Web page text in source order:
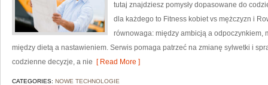
tutaj znajdziesz pomysły dopasowane do
dla każdego to Fitness kobiet vs mężczyzn i
równowaga: między ambicją a odpoczynkiem,
między dietą a nastawieniem. Serwis pomaga patrzeć na zmianę sylwetki i
codzienne decyzje, a nie [ Read More ]
CATEGORIES: NOWE TECHNOLOGIE